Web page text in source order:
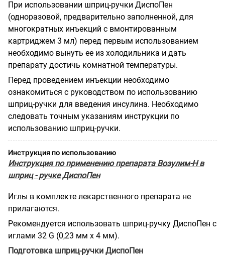
При использовании шприц-ручки ДиспоПен
(одноразовой, предварительно заполненной, для
многократных инъекций с вмонтированным
картриджем 3 мл) перед первым использованием
необходимо вынуть ее из холодильника и дать
препарату достичь комнатной температуры.
Перед проведением инъекции необходимо
ознакомиться с руководством по использованию
шприц-ручки для введения инсулина. Необходимо
следовать точным указаниям инструкции по
использованию шприц-ручки.
Инструкция по использованию
Инструкция по применению препарата Возулим-Н в
шприц - ручке ДиспоПен
Иглы в комплекте лекарственного препарата не
прилагаются.
Рекомендуется использовать шприц-ручку ДиспоПен с
иглами 32 G (0,23 мм х 4 мм).
Подготовка шприц-ручки ДиспоПен